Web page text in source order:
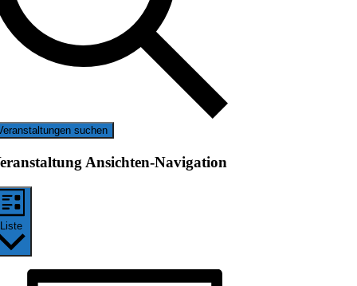
suchen
Ansichten-Navigation
Liste